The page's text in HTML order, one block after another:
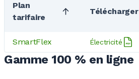
Plan
tarifaire
Télécharger
SmartFlex Électricité
Gamme 100 % en ligne